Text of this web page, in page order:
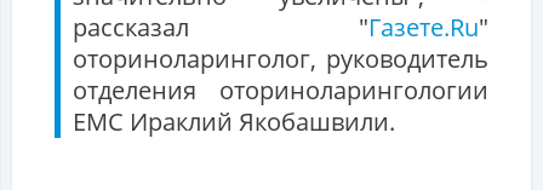
рассказал "Газете.Ru"
оториноларинголог, руководитель
отделения оториноларингологии
ЕМС Ираклий Якобашвили.